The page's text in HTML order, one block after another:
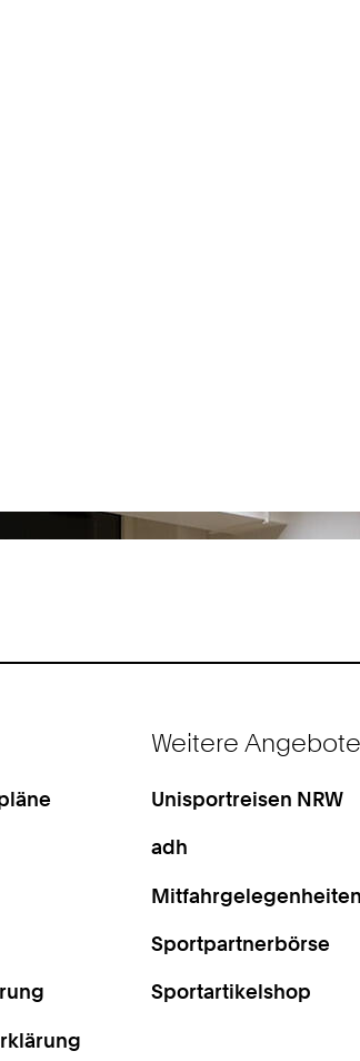
Weitere Angebote
Unisportreisen NRW
adh
Mitfahrgelegenheiten
Sportpartnerbörse
Sportartikelshop